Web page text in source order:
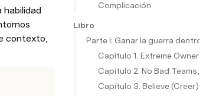
habilidad
contexto,
Complicación
Libro
Parte I: Ganar la guerra dentro
Capítulo 1. Extreme
Capítulo 2. No Bad Teams,
Capítulo 3. Believe (Creer)